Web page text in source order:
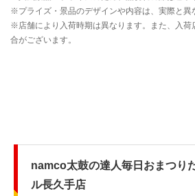
namco太鼓の達人毎日おまつり
ル長久手店